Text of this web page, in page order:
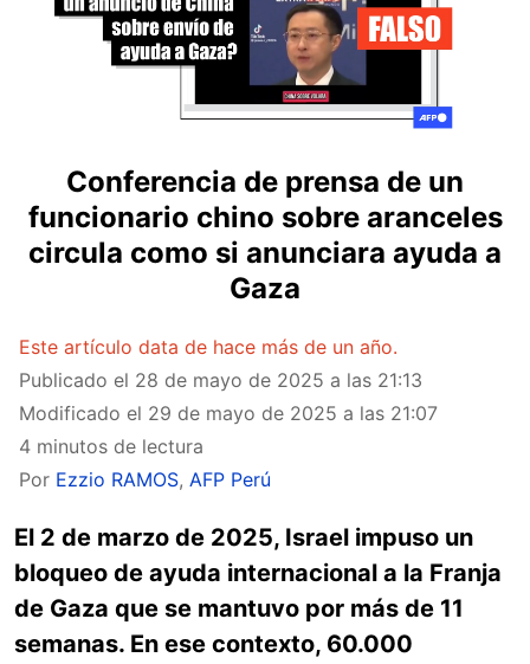
Conferencia de prensa de un
funcionario chino sobre aranceles
circula como si anunciara ayuda a
Gaza
Este artículo data de hace más de un año.
Publicado el 28 de mayo de 2025 a las 21:13
Modificado el 29 de mayo de 2025 a las 21:07
4 minutos de lectura
Por Ezzio RAMOS, AFP Perú
El 2 de marzo de 2025, Israel impuso un
bloqueo de ayuda internacional a la Franja
de Gaza que se mantuvo por más de 11
semanas. En ese contexto, 60.000